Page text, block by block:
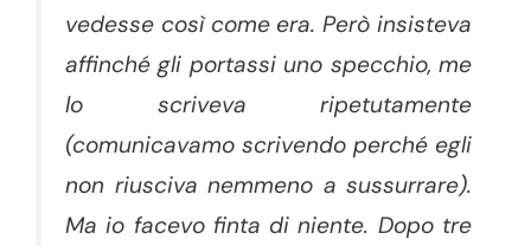
vedesse così come era. Però insisteva
affinché gli portassi uno specchio, me
lo scriveva ripetutamente
(comunicavamo scrivendo perché egli
non riusciva nemmeno a sussurrare).
Ma io facevo finta di niente. Dopo tre